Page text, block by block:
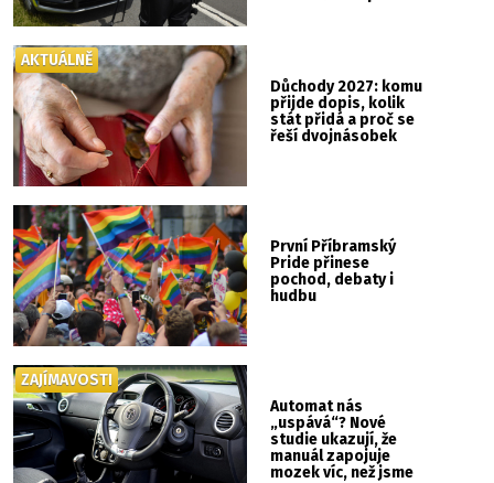
Důchody 2027: komu
přijde dopis, kolik
stát přidá a proč se
řeší dvojnásobek
AKTUÁLNĚ
První Příbramský
Pride přinese
pochod, debaty i
hudbu
Automat nás
„uspává“? Nové
studie ukazují, že
manuál zapojuje
mozek víc, než jsme
ZAJÍMAVOSTI